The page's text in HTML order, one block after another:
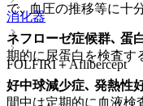
消化器
FOLFIRI＋Aflibercept
で､ 血圧の推移等に十
ネフローゼ症候群､ 蛋
期的に尿蛋白を検査す
好中球減少症､ 発熱性
間中は定期的に血液検